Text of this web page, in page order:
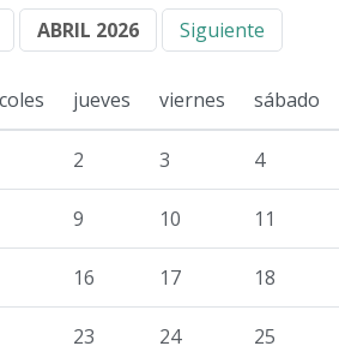
ABRIL 2026 Siguiente
jueves viernes sábado
2 3 4
9 10 11
16 17 18
23 24 25